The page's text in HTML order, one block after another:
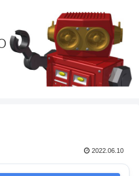
2022.06.10